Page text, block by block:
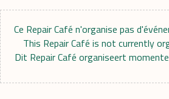
Ce Repair Café n'organise pas
This Repair Café is not currently
Dit Repair Café organiseert